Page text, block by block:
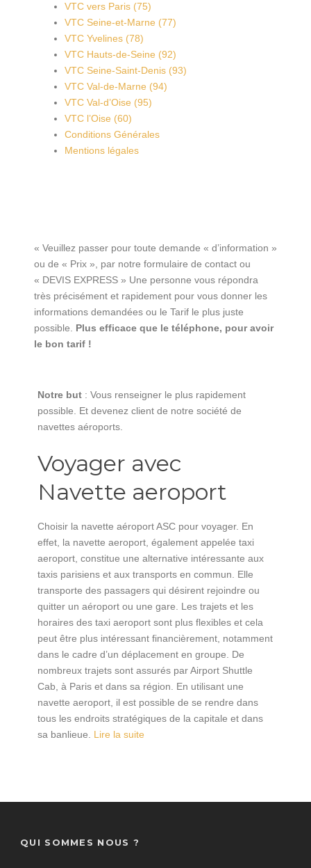
VTC vers Paris (75)
VTC Seine-et-Marne (77)
VTC Yvelines (78)
VTC Hauts-de-Seine (92)
VTC Seine-Saint-Denis (93)
VTC Val-de-Marne (94)
VTC Val-d’Oise (95)
VTC l’Oise (60)
Conditions Générales
Mentions légales
« Veuillez passer pour toute demande « d’information »
ou de « Prix », par notre formulaire de contact ou
« DEVIS EXPRESS » Une personne vous répondra
très précisément et rapidement pour vous donner les
informations demandées ou le Tarif le plus juste
possible. Plus efficace que le téléphone, pour avoir
le bon tarif !
Notre but : Vous renseigner le plus rapidement
possible. Et devenez client de notre société de
navettes aéroports.
Voyager avec
Navette aeroport
Choisir la navette aéroport ASC pour voyager. En
effet, la navette aeroport, également appelée taxi
aeroport, constitue une alternative intéressante aux
taxis parisiens et aux transports en commun. Elle
transporte des passagers qui désirent rejoindre ou
quitter un aéroport ou une gare. Les trajets et les
horaires des taxi aeroport sont plus flexibles et cela
peut être plus intéressant financièrement, notamment
dans le cadre d’un déplacement en groupe. De
nombreux trajets sont assurés par Airport Shuttle
Cab, à Paris et dans sa région. En utilisant une
navette aeroport, il est possible de se rendre dans
tous les endroits stratégiques de la capitale et dans
sa banlieue. Lire la suite
QUI SOMMES NOUS ?